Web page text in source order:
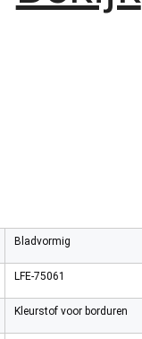
Bladvormig
LFE-75061
Kleurstof voor borduren